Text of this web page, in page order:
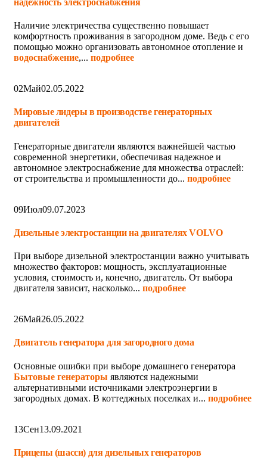
Наличие электричества существенно повышает
комфортность проживания в загородном доме. Ведь с его
помощью можно организовать автономное отопление и
водоснабжение,... подробнее
02Май02.05.2022
Мировые лидеры в производстве генераторных
двигателей
Генераторные двигатели являются важнейшей частью
современной энергетики, обеспечивая надежное и
автономное электроснабжение для множества отраслей:
от строительства и промышленности до... подробнее
09Июл09.07.2023
Дизельные электростанции на двигателях VOLVO
При выборе дизельной электростанции важно учитывать
множество факторов: мощность, эксплуатационные
условия, стоимость и, конечно, двигатель. От выбора
двигателя зависит, насколько... подробнее
26Май26.05.2022
Двигатель генератора для загородного дома
Основные ошибки при выборе домашнего генератора
Бытовые генераторы являются надежными
альтернативными источниками электроэнергии в
загородных домах. В коттеджных поселках и... подробнее
13Сен13.09.2021
Прицепы (шасси) для дизельных генераторов